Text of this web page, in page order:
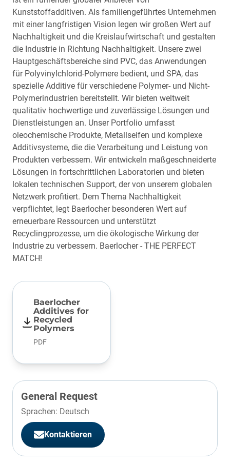
Kunststoffadditiven. Als familiengeführtes Unternehmen
mit einer langfristigen Vision legen wir großen Wert auf
Nachhaltigkeit und die Kreislaufwirtschaft und gestalten
die Industrie in Richtung Nachhaltigkeit. Unsere zwei
Hauptgeschäftsbereiche sind PVC, das Anwendungen
für Polyvinylchlorid-Polymere bedient, und SPA, das
spezielle Additive für verschiedene Polymer- und Nicht-
Polymerindustrien bereitstellt. Wir bieten weltweit
qualitativ hochwertige und zuverlässige Lösungen und
Dienstleistungen an. Unser Portfolio umfasst
oleochemische Produkte, Metallseifen und komplexe
Additivsysteme, die die Verarbeitung und Leistung von
Produkten verbessern. Wir entwickeln maßgeschneiderte
Lösungen in fortschrittlichen Laboratorien und bieten
lokalen technischen Support, der von unserem globalen
Netzwerk profitiert. Dem Thema Nachhaltigkeit
verpflichtet, legt Baerlocher besonderen Wert auf
erneuerbare Ressourcen und unterstützt
Recyclingprozesse, um die ökologische Wirkung der
Industrie zu verbessern. Baerlocher - THE PERFECT
MATCH!
Baerlocher
Additives for
Recycled
Polymers
PDF
General Request
Sprachen: Deutsch
Kontaktieren